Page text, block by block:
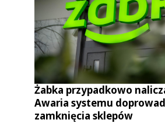
Żabka przypadkowo
Awaria systemu
zamknięcia sklepów